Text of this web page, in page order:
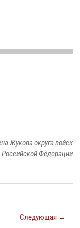
Жукова округа войск
Российской Федерации
Следующая →